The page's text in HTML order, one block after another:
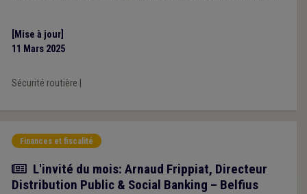
[Mise à jour]
11 Mars 2025
Sécurité routière
Finances et fiscalité
Article
L'invité du mois: Arnaud Frippiat, Directeur
Distribution Public & Social Banking – Belfius